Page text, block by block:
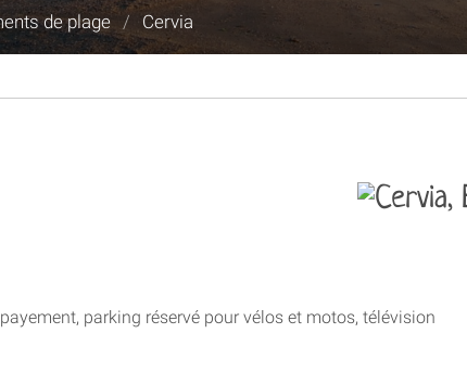
de plage / Cervia
parking réservé pour vélos et motos, télévision